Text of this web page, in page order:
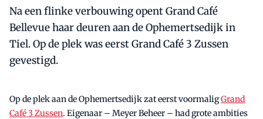
Na een flinke verbouwing opent Grand Café
Bellevue haar deuren aan de Ophemertsedijk in
Tiel. Op de plek was eerst Grand Café 3 Zussen
gevestigd.
Op de plek aan de Ophemertsedijk zat eerst voormaligGrand
Café 3 Zussen. Eigenaar – Meyer Beheer – had grote ambities